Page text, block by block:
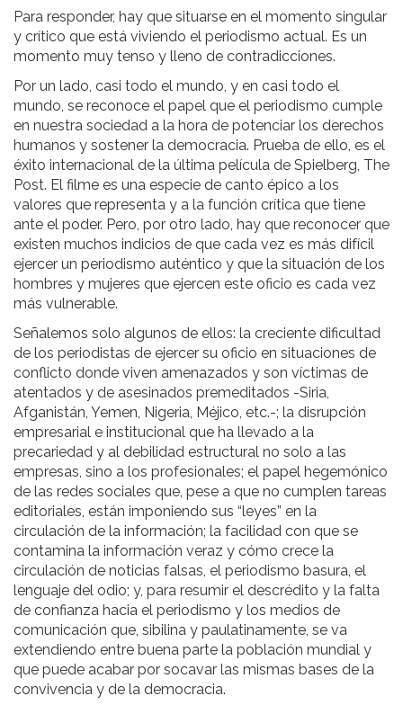
Para responder, hay que situarse en el momento singular
y crítico que está viviendo el periodismo actual. Es un
momento muy tenso y lleno de contradicciones.
Por un lado, casi todo el mundo, y en casi todo el
mundo, se reconoce el papel que el periodismo cumple
en nuestra sociedad a la hora de potenciar los derechos
humanos y sostener la democracia. Prueba de ello, es el
éxito internacional de la última película de Spielberg, The
Post. El filme es una especie de canto épico a los
valores que representa y a la función crítica que tiene
ante el poder. Pero, por otro lado, hay que reconocer que
existen muchos indicios de que cada vez es más difícil
ejercer un periodismo auténtico y que la situación de los
hombres y mujeres que ejercen este oficio es cada vez
más vulnerable.
Señalemos solo algunos de ellos: la creciente dificultad
de los periodistas de ejercer su oficio en situaciones de
conflicto donde viven amenazados y son víctimas de
atentados y de asesinados premeditados -Siria,
Afganistán, Yemen, Nigeria, Méjico, etc.-; la disrupción
empresarial e institucional que ha llevado a la
precariedad y al debilidad estructural no solo a las
empresas, sino a los profesionales; el papel hegemónico
de las redes sociales que, pese a que no cumplen tareas
editoriales, están imponiendo sus “leyes” en la
circulación de la información; la facilidad con que se
contamina la información veraz y cómo crece la
circulación de noticias falsas, el periodismo basura, el
lenguaje del odio; y, para resumir el descrédito y la falta
de confianza hacia el periodismo y los medios de
comunicación que, sibilina y paulatinamente, se va
extendiendo entre buena parte la población mundial y
que puede acabar por socavar las mismas bases de la
convivencia y de la democracia.